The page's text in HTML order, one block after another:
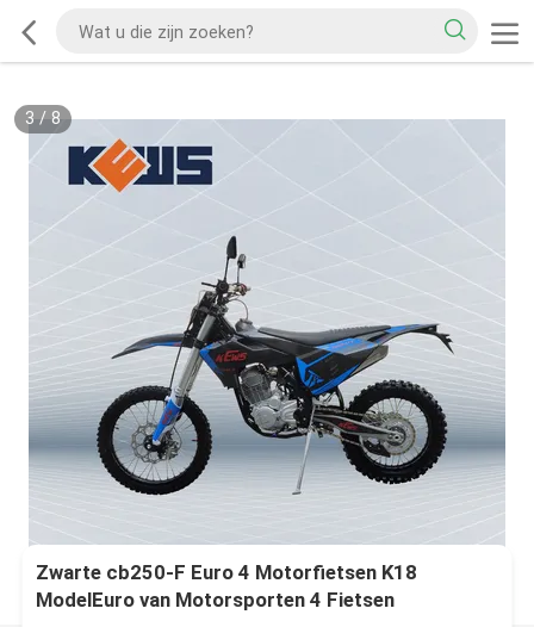
3/8
Zwarte cb250-F Euro 4 Motorfietsen K18
ModelEuro van Motorsporten 4 Fietsen